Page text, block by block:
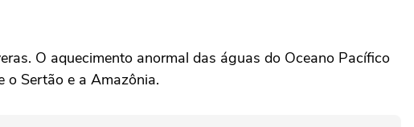
O aquecimento anormal das águas do Oceano Pacífico
o Sertão e a Amazônia.